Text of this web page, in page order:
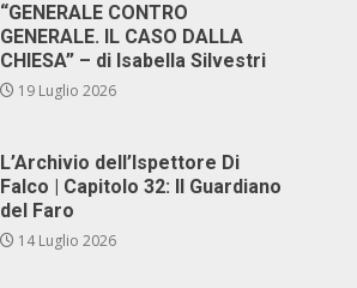
“GENERALE CONTRO
GENERALE. IL CASO DALLA
CHIESA” – di Isabella Silvestri
19 Luglio 2026
L’Archivio dell’Ispettore Di
Falco | Capitolo 32: Il Guardiano
del Faro
14 Luglio 2026